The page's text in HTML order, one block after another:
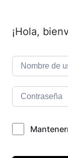
¡Hola,